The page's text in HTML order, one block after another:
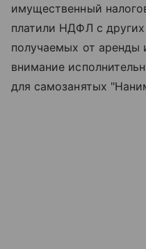
имущественный
платили НДФЛ с
получаемых от аренды
внимание
для самозанятых